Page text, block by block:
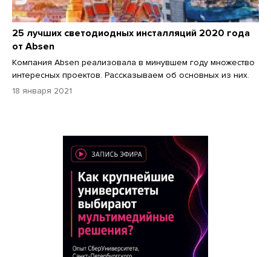
25 лучших светодиодных инсталляций 2020 года
от Absen
Компания Absen реализовала в минувшем году множество
интересных проектов. Рассказываем об основных из них.
18 января 2021